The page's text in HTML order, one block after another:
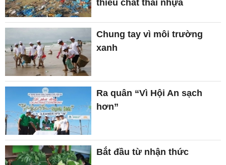
thiểu chất thải nhựa
Chung tay vì môi trường
xanh
Ra quân “Vì Hội An sạch
hơn”
Bắt đầu từ nhận thức